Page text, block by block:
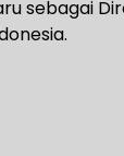
sebagai